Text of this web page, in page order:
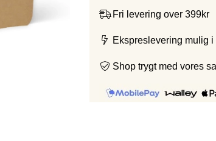
Fri levering over 399kr
Ekspreslevering mulig i
Shop trygt med vores